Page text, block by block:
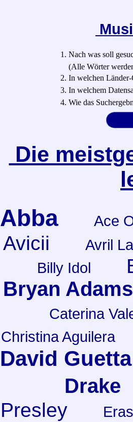
1. Nach was soll
(Alle Wörter
2. In welchen Länder-
3. In welchem
4. Wie das
Die
Abba Ace
Avicii
Avril
Billy Idol
Bryan Adams
Caterina
Christina Aguilera
David Guetta
Drake
Presley